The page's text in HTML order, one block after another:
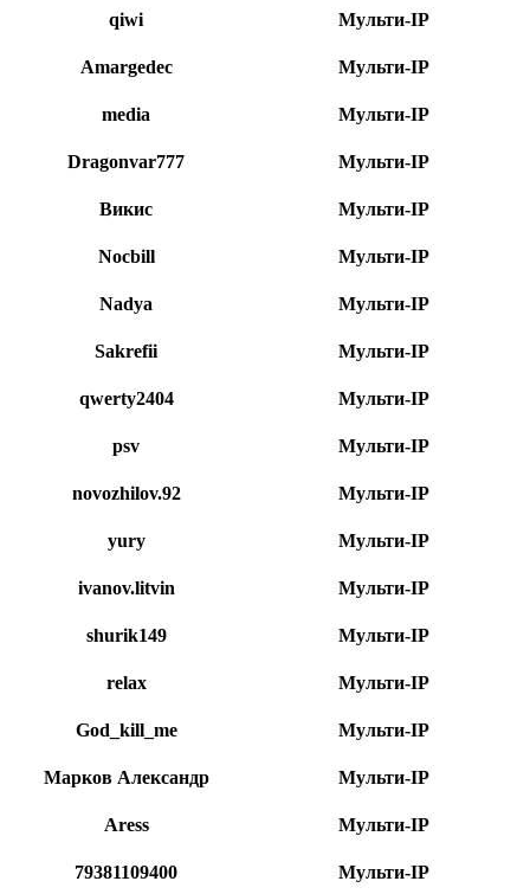
qiwi Мульти-IP
Amargedec Мульти-IP
media Мульти-IP
Dragonvar777 Мульти-IP
Викис Мульти-IP
Nocbill Мульти-IP
Nadya Мульти-IP
Sakrefii Мульти-IP
qwerty2404 Мульти-IP
psv Мульти-IP
novozhilov.92 Мульти-IP
yury Мульти-IP
ivanov.litvin Мульти-IP
shurik149 Мульти-IP
relax Мульти-IP
God_kill_me Мульти-IP
Марков Александр Мульти-IP
Aress Мульти-IP
79381109400 Мульти-IP